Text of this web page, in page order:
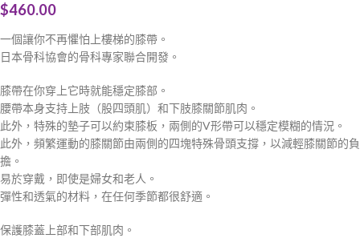
$460.00
一個讓你不再懼怕上樓梯的膝帶。
日本骨科協會的骨科專家聯合開發。
膝帶在你穿上它時就能穩定膝部。
腰帶本身支持上肢（股四頭肌）和下肢膝關節肌肉。
此外，特殊的墊子可以約束膝板，兩側的V形帶可以穩定模糊的情況。
此外，頻繁運動的膝關節由兩側的四塊特殊骨頭支撐，以減輕膝關節的負
擔。
易於穿戴，即使是婦女和老人。
彈性和透氣的材料，在任何季節都很舒適。
保護膝蓋上部和下部肌肉。